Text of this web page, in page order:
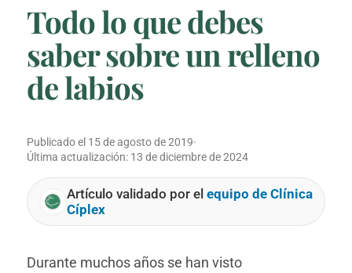
Todo lo que debes
saber sobre un relleno
de labios
Publicado el 15 de agosto de 2019·
Última actualización: 13 de diciembre de 2024
Artículo validado por el equipo de Clínica
Cíplex
Durante muchos años se han visto